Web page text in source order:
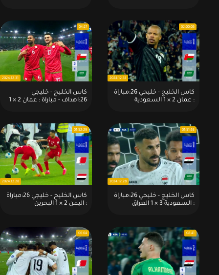
كاس الخليج - خليجي 26:مباراة
: عمان 2 × 1 السعودية
02:00:05
2024.12.31
كاس الخليج - خليجي
26:اهداف - مباراة : عمان 2 × 1
04:27
2024.12.31
كاس الخليج - خليجي 26:مباراة
: السعودية 3 × 1 العراق
01:51:53
2024.12.28
كاس الخليج - خليجي 26:مباراة
: اليمن 2 × 1 البحرين
01:52:29
2024.12.28
08:41
06:04